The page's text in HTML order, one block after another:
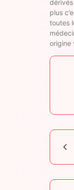
plus
toutes
origine